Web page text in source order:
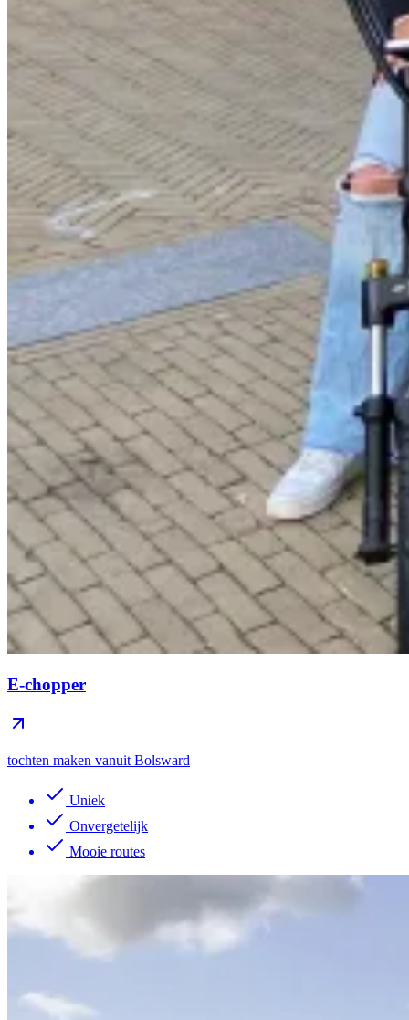
E-chopper
tochten maken vanuit Bolsward
Uniek
Onvergetelijk
Mooie routes